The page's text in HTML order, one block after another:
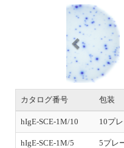
P
r
e
v
o
u
s
カタログ番号 包装
hIgE-SCE-1M/10 10プ
hIgE-SCE-1M/5 5プレ